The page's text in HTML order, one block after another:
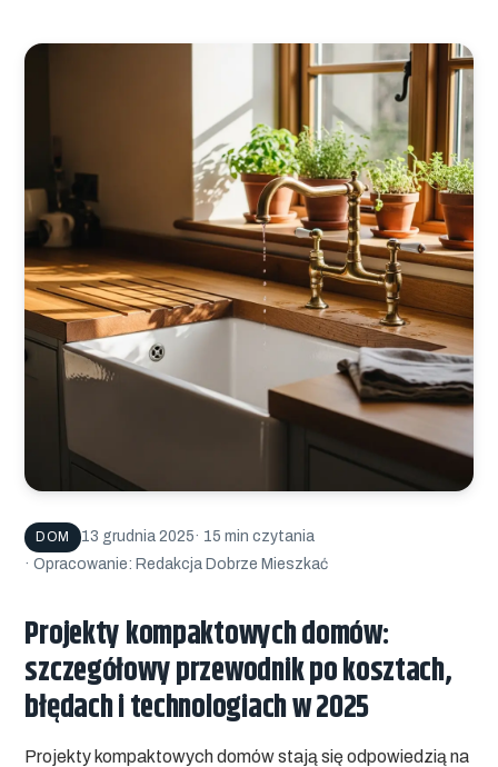
DOM 13 grudnia 2025· 15 min czytania
· Opracowanie: Redakcja Dobrze Mieszkać
Projekty kompaktowych domów:
szczegółowy przewodnik po kosztach,
błędach i technologiach w 2025
Projekty kompaktowych domów stają się odpowiedzią na